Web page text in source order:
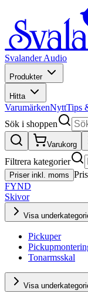
Svalander Audio
Produkter
Hitta
VarumärkenNyttTips
Sök i shoppen
Varukorg
Filtrera kategorier
Priser inkl. moms
FYND
Skivor
Visa
Pickuper
Tonarmsskal
Visa